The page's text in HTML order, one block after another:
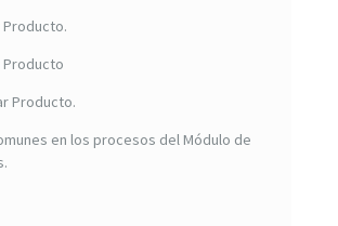
Producto
Producto.
en los procesos del Módulo de